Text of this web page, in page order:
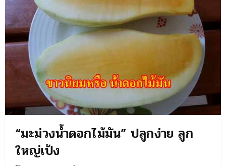
“มะม่วงน้ำดอกไม้มัน” ปลูกง่าย ลูก
ใหญ่เป้ง